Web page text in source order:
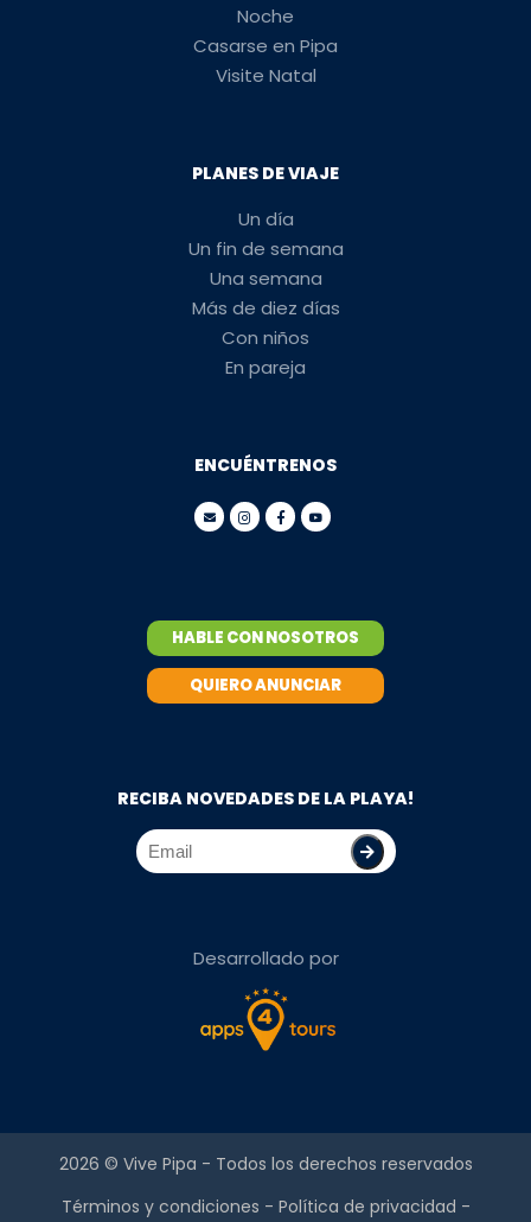
Noche
Casarse en Pipa
Visite Natal
PLANES DE VIAJE
Un día
Un fin de semana
Una semana
Más de diez días
Con niños
En pareja
ENCUÉNTRENOS
HABLE CON NOSOTROS
QUIERO ANUNCIAR
RECIBA NOVEDADES DE LA PLAYA!
Desarrollado por
2026 © Vive Pipa - Todos los derechos reservados
Términos y condiciones - Política de privacidad -